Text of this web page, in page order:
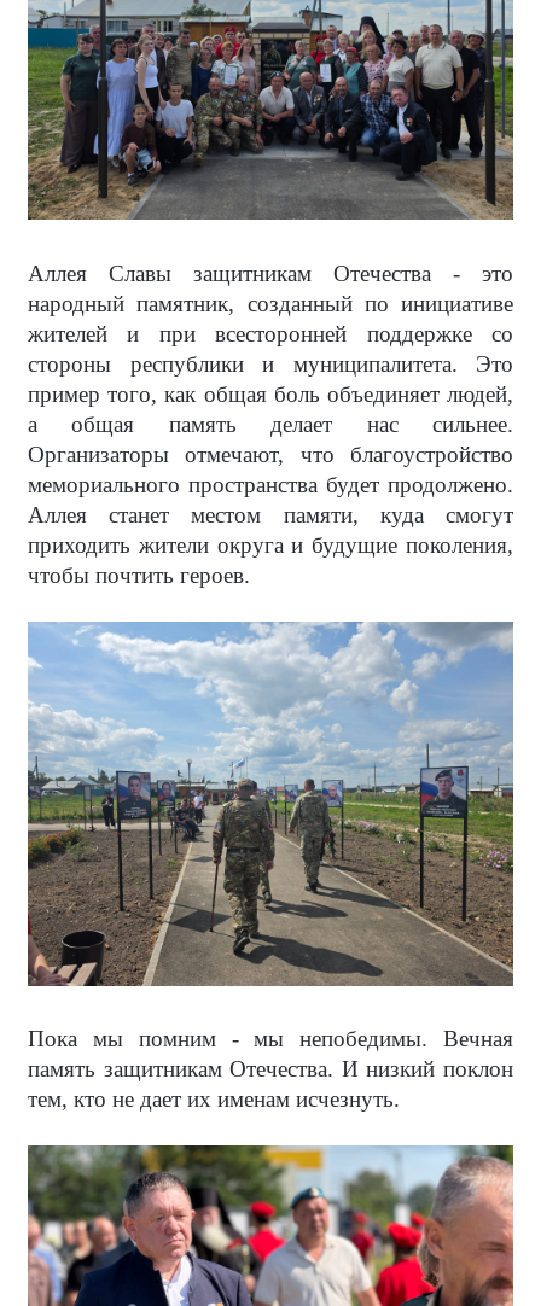
Аллея Славы защитникам Отечества - это
народный памятник, созданный по инициативе
жителей и при всесторонней поддержке со
стороны республики и муниципалитета. Это
пример того, как общая боль объединяет людей,
а общая память делает нас сильнее.
Организаторы отмечают, что благоустройство
мемориального пространства будет продолжено.
Аллея станет местом памяти, куда смогут
приходить жители округа и будущие поколения,
чтобы почтить героев.
Пока мы помним - мы непобедимы. Вечная
память защитникам Отечества. И низкий поклон
тем, кто не дает их именам исчезнуть.